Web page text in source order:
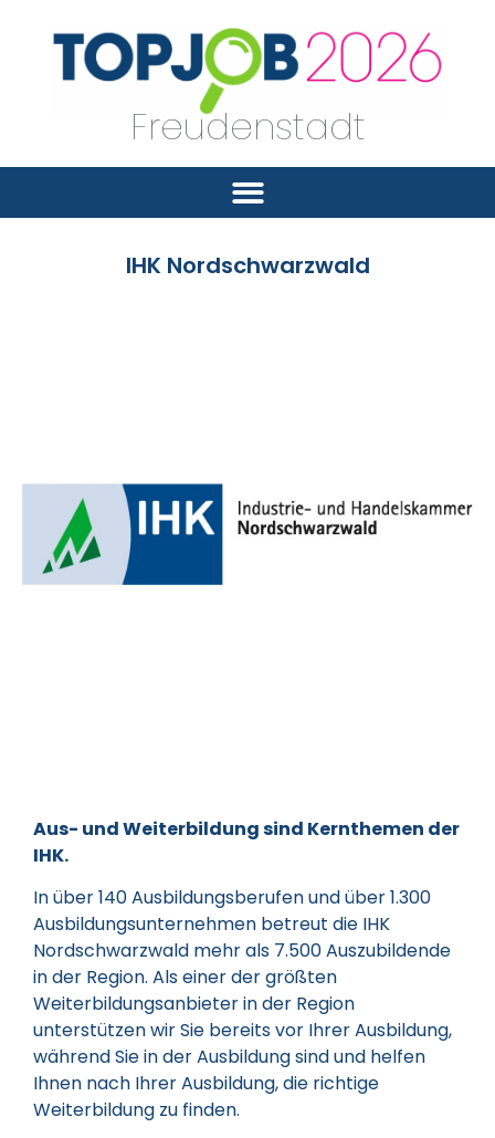
Freudenstadt
IHK Nordschwarzwald
Aus- und Weiterbildung sind Kernthemen der
IHK.
In über 140 Ausbildungsberufen und über 1.300
Ausbildungsunternehmen betreut die IHK
Nordschwarzwald mehr als 7.500 Auszubildende
in der Region. Als einer der größten
Weiterbildungsanbieter in der Region
unterstützen wir Sie bereits vor Ihrer Ausbildung,
während Sie in der Ausbildung sind und helfen
Ihnen nach Ihrer Ausbildung, die richtige
Weiterbildung zu finden.